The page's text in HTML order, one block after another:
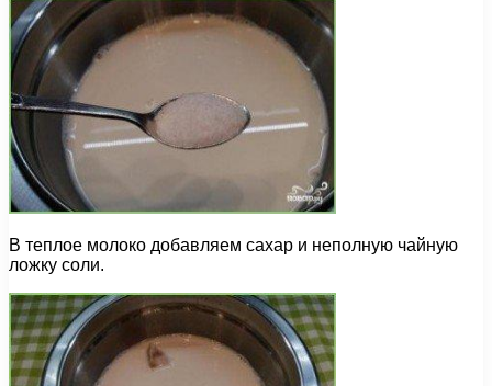
В теплое молоко добавляем сахар и неполную чайную
ложку соли.